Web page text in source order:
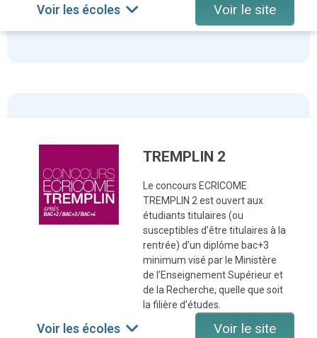
Voir les écoles Voir le site
TREMPLIN 2
Le concours ECRICOME
TREMPLIN 2 est ouvert aux
étudiants titulaires (ou
susceptibles d’être titulaires à la
rentrée) d’un diplôme bac+3
minimum visé par le Ministère
de l’Enseignement Supérieur et
de la Recherche, quelle que soit
la filière d’études.
Voir les écoles Voir le site